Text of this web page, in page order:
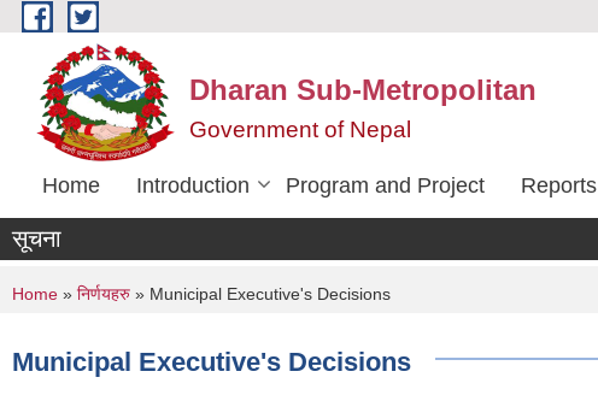
Skip to main content
Dharan Sub-Metropolitan
Government of Nepal
Home Introduction Program and Project Reports
सूचना
You are here
Home » निर्णयहरु » Municipal Executive's Decisions
Municipal Executive's Decisions